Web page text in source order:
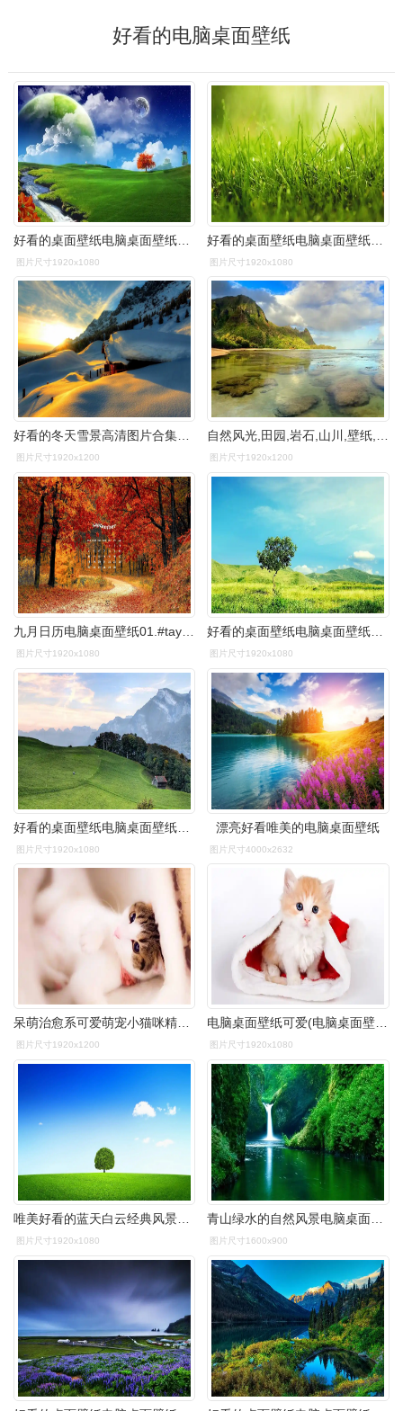
好看的电脑桌面壁纸
图片尺寸1920x1080 图片尺寸1920x1080
好看的冬天雪景高清图片合集冰天雪地电脑桌面壁纸第二辑
图片尺寸1920x1200
自然风光,田园,岩石,山川,壁纸,1920x1080清新桌面壁纸之唯美好看的
图片尺寸1920x1200
图片尺寸1920x1080 图片尺寸1920x1080
图片尺寸1920x1080
漂亮好看唯美的电脑桌面壁纸
图片尺寸4000x2632
呆萌治愈系可爱萌宠小猫咪精选电脑桌面壁纸下载
图片尺寸1920x1200
电脑桌面壁纸可爱(电脑桌面壁纸可爱卡通)
图片尺寸1920x1080
图片尺寸1920x1080 图片尺寸1600x900